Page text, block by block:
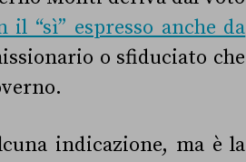
il “sì” espresso anche da
o sfiduciato che
.
indicazione, ma è la